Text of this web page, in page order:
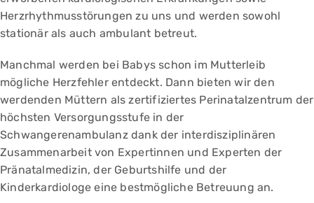
Herzrhythmusstörungen zu uns und werden sowohl
stationär als auch ambulant betreut.
Manchmal werden bei Babys schon im Mutterleib
mögliche Herzfehler entdeckt. Dann bieten wir den
werdenden Müttern als zertifiziertes Perinatalzentrum der
höchsten Versorgungsstufe in der
Schwangerenambulanz dank der interdisziplinären
Zusammenarbeit von Expertinnen und Experten der
Pränatalmedizin, der Geburtshilfe und der
Kinderkardiologe eine bestmögliche Betreuung an.